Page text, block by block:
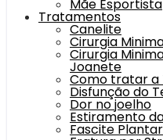
Mãe Esportista
Tratamentos
Canelite
Cirurgia
Cirurgia
Joanete
Como tratar a
Disfunção do
Dor no joelho
Estiramento
Fascite Plantar